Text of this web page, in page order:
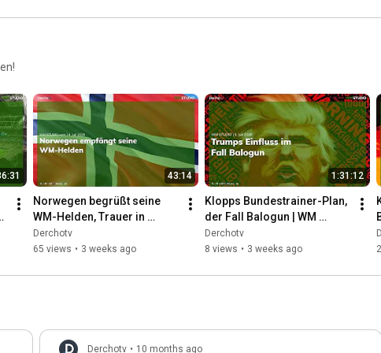
43:14
Norwegen begrüßt seine
WM-Helden, Trauer in
Südadfrika | WM STUDIO |
14.07.26
Derchotv
65 views • 3 weeks ago
1:31:12
Klopps Bundestrainer-Plan,
der Fall Balogun | WM
STUDIO | 09.07.26
Derchotv
8 views • 3 weeks ago
Derchotv • 10 months ago